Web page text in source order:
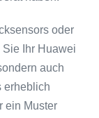
oder
Ihr Huawei
auch
erheblich
ein Muster